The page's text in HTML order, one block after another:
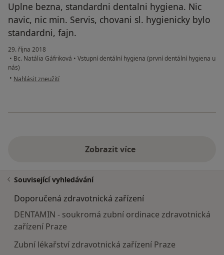
Uplne bezna, standardni dentalni hygiena. Nic
navic, nic min. Servis, chovani sl. hygienicky bylo
standardni, fajn.
29. října 2018
• Bc. Natália Gáfriková • Vstupní dentální hygiena (první dentální hygiena u
nás)
• podle názoru uživatele Váš účet byl odstraněn
Nahlásit zneužití
Zobrazit více
Související vyhledávání
Doporučená zdravotnická zařízení
DENTAMIN - soukromá zubní ordinace zdravotnická
zařízení Praze
Zubní lékařství zdravotnická zařízení Praze